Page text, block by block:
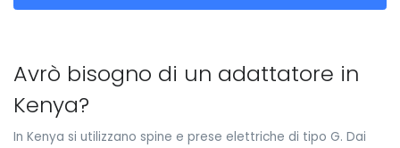
Avrò bisogno di un adattatore in
Kenya?
In Kenya si utilizzano spine e prese elettriche di tipo G. Dai